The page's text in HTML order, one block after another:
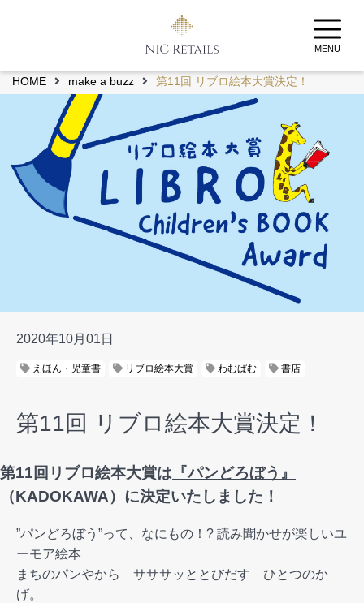
MENU
HOME make a buzz 第11回 リブロ絵本大賞決定！
2020年10月01日
えほん・児童書 リブロ絵本大賞 わむぱむ 書店
第11回 リブロ絵本大賞決定！
第11回リブロ絵本大賞は 『パンどろぼう』
（KADOKAWA）に決定いたしました！
”パンどろぼう”って、なにもの！? 読み聞かせが楽しいユ
ーモア絵本
まちのパンやから サササッととびだす ひとつのか
げ。